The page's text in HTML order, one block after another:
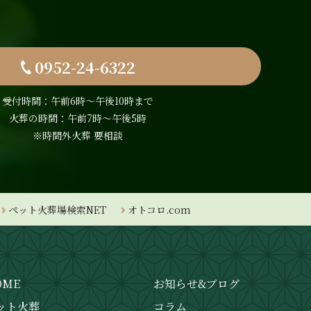
0952-24-6322
受付時間：午前6時〜午後10時まで
火葬の時間：午前7時～午後5時
※時間外火葬 要相談
ペット火葬場検索NET オトコロ.com
ト火葬
お知らせ&ブログ
コラム